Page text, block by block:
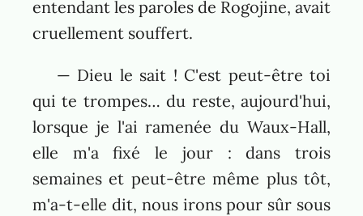
entendant les paroles de Rogojine, avait
cruellement souffert.
— Dieu le sait ! C'est peut-être toi
qui te trompes… du reste, aujourd'hui,
lorsque je l'ai ramenée du Waux-Hall,
elle m'a fixé le jour : dans trois
semaines et peut-être même plus tôt,
m'a-t-elle dit, nous irons pour sûr sous